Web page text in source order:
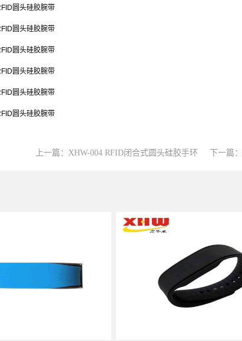
上一篇： XHW-004 RFID闭合式圆头硅胶手环 下一篇：